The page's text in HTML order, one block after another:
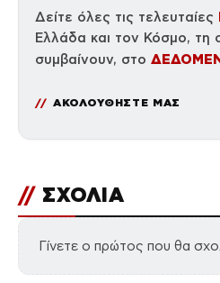
Δείτε όλες τις τελευταίες
Ελλάδα και τον Κόσμο, τη
συμβαίνουν, στο
ΑΚΟΛΟΥΘΗΣΤΕ ΜΑΣ
// ΣΧΟΛΙΑ
Γίνετε ο πρώτος που θα